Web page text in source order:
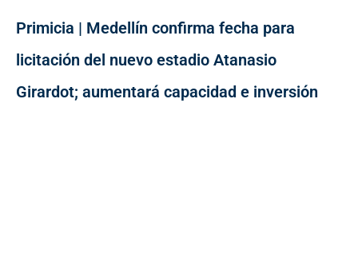
Primicia | Medellín confirma fecha para
licitación del nuevo estadio Atanasio
Girardot; aumentará capacidad e inversión